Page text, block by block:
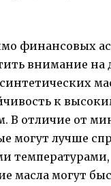
финансовых
внимание на
к
В отличие от
могут лучше
температурами,
масла могут